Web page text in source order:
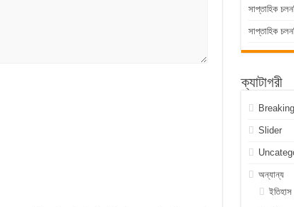
সাপ্তাহিক
সাপ্তাহিক
ক্যাটাগরী
Slider
অন্যান্য